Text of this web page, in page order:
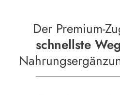
Der Premium-
schnellste Weg